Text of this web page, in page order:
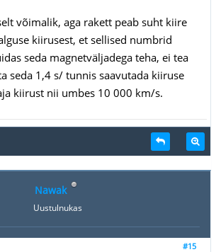
võimalik, aga rakett peab suht kiire
kiirusest, et sellised numbrid
seda magnetväljadega teha, ei tea
seda 1,4 s/ tunnis saavutada kiiruse
kiirust nii umbes 10 000 km/s.
Nawak
Uustulnukas
#15